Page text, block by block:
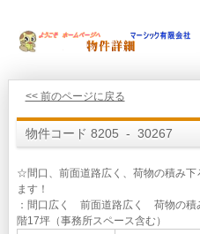
<< 前のページに戻る
物件コード 8205 - 30267
☆間口、前面道路広く、荷物の積み
ます！
：間口広く 前面道路広く 荷物の
階17坪（事務所スペース含む）